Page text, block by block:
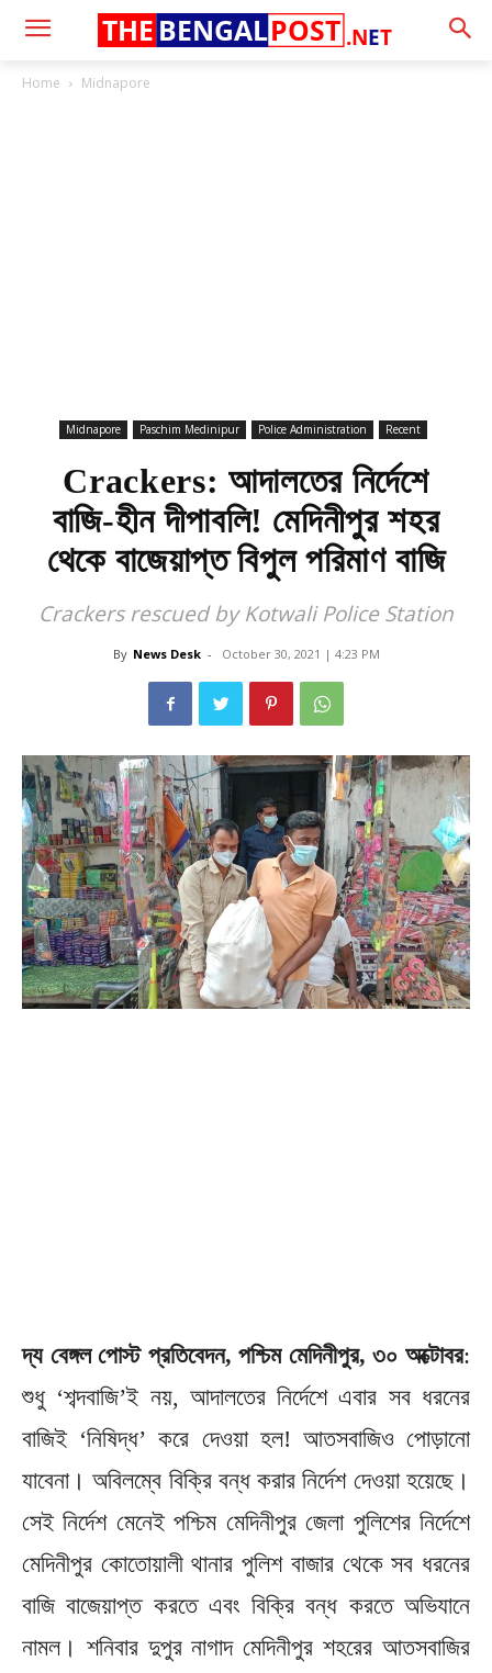
.NET
THE BENGALPOST
Home Midnapore
Midnapore Paschim Medinipur Police Administration Recent
Crackers: আদালতের নির্দেশে
বাজি-হীন দীপাবলি! মেদিনীপুর শহর
থেকে বাজেয়াপ্ত বিপুল পরিমাণ বাজি
Crackers rescued by Kotwali Police Station
By News Desk - October 30, 2021 | 4:23 PM
দ্য বেঙ্গল পোস্ট প্রতিবেদন, পশ্চিম মেদিনীপুর, ৩০ অক্টোবর:
শুধু ‘শব্দবাজি’ই নয়, আদালতের নির্দেশে এবার সব ধরনের
বাজিই ‘নিষিদ্ধ’ করে দেওয়া হল! আতসবাজিও পোড়ানো
যাবেনা। অবিলম্বে বিক্রি বন্ধ করার নির্দেশ দেওয়া হয়েছে।
সেই নির্দেশ মেনেই পশ্চিম মেদিনীপুর জেলা পুলিশের নির্দেশে
মেদিনীপুর কোতোয়ালী থানার পুলিশ বাজার থেকে সব ধরনের
বাজি বাজেয়াপ্ত করতে এবং বিক্রি বন্ধ করতে অভিযানে
নামল। শনিবার দুপুর নাগাদ মেদিনীপুর শহরের আতসবাজির